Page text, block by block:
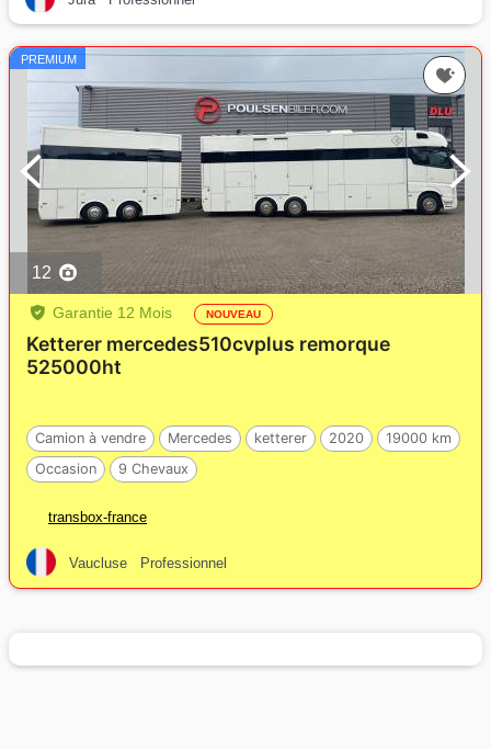
PREMIUM
12
Garantie 12 Mois NOUVEAU
Ketterer mercedes510cvplus remorque
525000ht
Camion à vendre Mercedes ketterer 2020
19000 km
Occasion
9 Chevaux
transbox-france
Vaucluse Professionnel